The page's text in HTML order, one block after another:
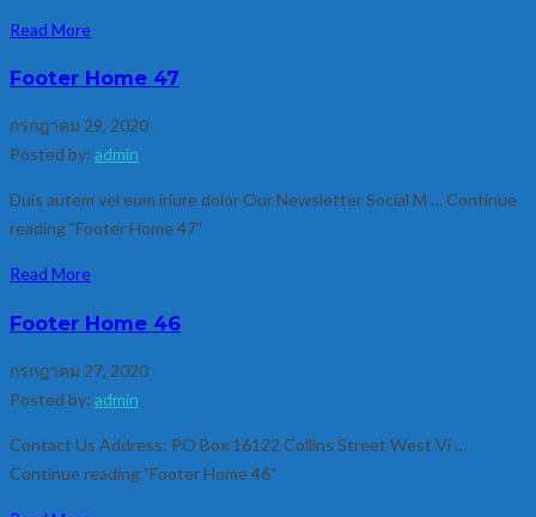
Read More
Footer Home 47
กรกฎาคม 29, 2020
Posted by: admin
Duis autem vel eum iriure dolor Our Newsletter Social M … Continue
reading "Footer Home 47"
Read More
Footer Home 46
กรกฎาคม 27, 2020
Posted by: admin
Contact Us Address: PO Box 16122 Collins Street West Vi …
Continue reading "Footer Home 46"